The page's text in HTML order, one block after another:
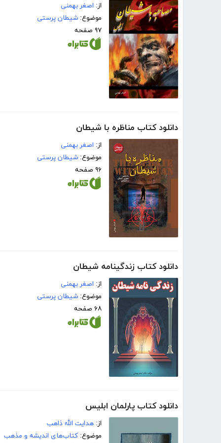
از: اصغر بهمنی
موضوع: شیطان پرستی
۹۷ صفحه
دانلود کتاب مناظره با شیطان
از: اصغر بهمنی
موضوع: شیطان پرستی
۹۶ صفحه
دانلود کتاب زندگینامه شیطان
از: اصغر بهمنی
موضوع: شیطان پرستی
۶۸ صفحه
دانلود کتاب پارلمان ابلیس
از: هدایت الله ذاهب
موضوع: کتاب‌های اندیشه و مذهب